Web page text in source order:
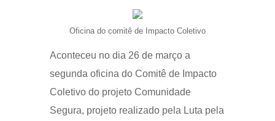
Oficina do comitê de Impacto Coletivo
Aconteceu no dia 26 de março a
segunda oficina do Comitê de Impacto
Coletivo do projeto Comunidade
Segura, projeto realizado pela Luta pela